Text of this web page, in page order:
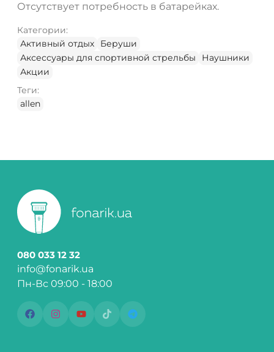
Отсутствует потребность в батарейках.
Категории:
Активный отдых
Беруши
Аксессуары для спортивной стрельбы
Наушники
Акции
Теги:
allen
080 033 12 32
info@fonarik.ua
Пн-Вс 09:00 - 18:00